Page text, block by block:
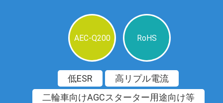
AEC-Q200 RoHS
低ESR
高リプル電流
二輪車向けAGCスターター用途向け等